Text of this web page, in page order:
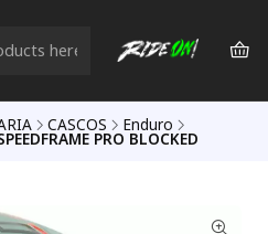
CASCOS Enduro
PRO BLOCKED